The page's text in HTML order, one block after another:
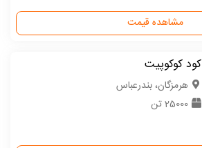
مشاهده قیمت
کود کوکوپیت
هرمزگان، بندرعباس
25000 تن